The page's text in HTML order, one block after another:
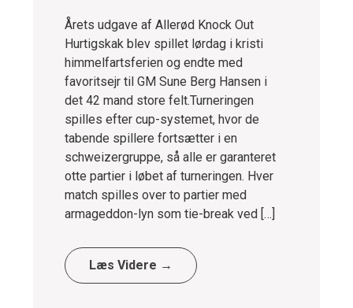
Årets udgave af Allerød Knock Out
Hurtigskak blev spillet lørdag i kristi
himmelfartsferien og endte med
favoritsejr til GM Sune Berg Hansen i
det 42 mand store felt.Turneringen
spilles efter cup-systemet, hvor de
tabende spillere fortsætter i en
schweizergruppe, så alle er garanteret
otte partier i løbet af turneringen. Hver
match spilles over to partier med
armageddon-lyn som tie-break ved […]
Læs Videre →